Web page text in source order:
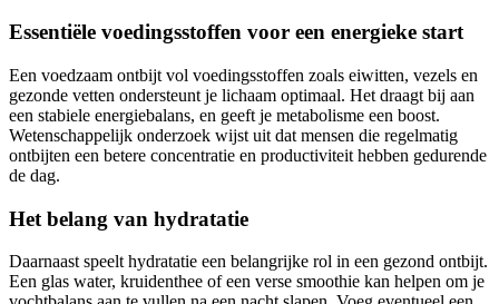
Essentiële voedingsstoffen voor een energieke start
Een voedzaam ontbijt vol voedingsstoffen zoals eiwitten, vezels en
gezonde vetten ondersteunt je lichaam optimaal. Het draagt bij aan
een stabiele energiebalans, en geeft je metabolisme een boost.
Wetenschappelijk onderzoek wijst uit dat mensen die regelmatig
ontbijten een betere concentratie en productiviteit hebben gedurende
de dag.
Het belang van hydratatie
Daarnaast speelt hydratatie een belangrijke rol in een gezond ontbijt.
Een glas water, kruidenthee of een verse smoothie kan helpen om je